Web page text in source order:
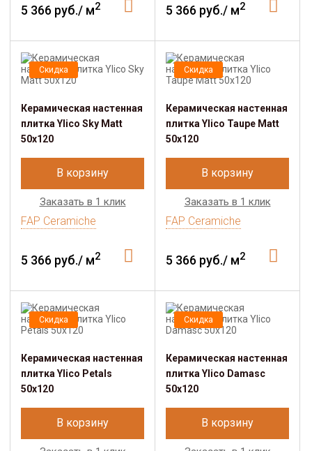
5 366 руб./ м2 5 366 руб./ м2
Скидка
Керамическая настенная
плитка Ylico Sky Matt
50x120
В корзину
Заказать в 1 клик
FAP Ceramiche
5 366 руб./ м2
Скидка
Керамическая настенная
плитка Ylico Taupe Matt
50x120
В корзину
Заказать в 1 клик
FAP Ceramiche
5 366 руб./ м2
Скидка
Керамическая настенная
плитка Ylico Petals
50x120
В корзину
Скидка
Керамическая настенная
плитка Ylico Damasc
50x120
В корзину